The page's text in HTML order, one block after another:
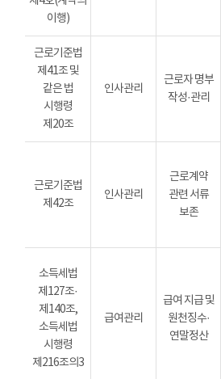
이행)
근로기준법
제41조 및
같은 법
시행령
제20조
인사관리
근로자 명부
작성·관리
근로기준법
제42조
인사관리
근로계약
관련 서류
보존
소득세법
제127조·
제140조,
소득세법
시행령
제216조의3
급여관리
급여 지급 및
원천징수·
연말정산